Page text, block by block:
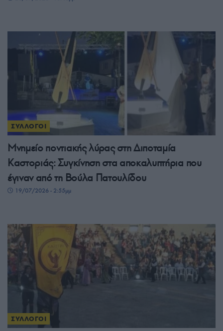
ΣΥΛΛΟΓΟΙ
Μνημείο ποντιακής λύρας στη Διποταμία
Καστοριάς: Συγκίνηση στα αποκαλυπτήρια που
έγιναν από τη Βούλα Πατουλίδου
19/07/2026 - 2:55μμ
ΣΥΛΛΟΓΟΙ